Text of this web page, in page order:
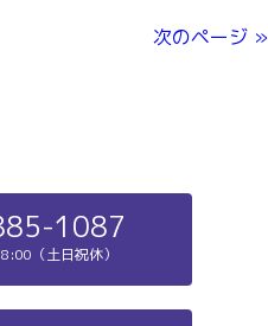
次のページ »
1087
（土日祝休）